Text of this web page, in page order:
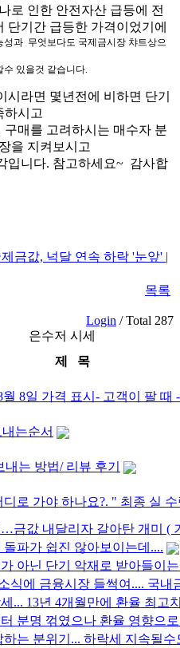
로 인한 안전자산 급등에 전
단기간 급등한 가격이었기에
과 무엇보다도 국제금시장 챠트상으
있을것 같습니다.
라면 몇년전에 비하면 단기
하시고
매를 고려하시는 매수자 분
을 지켜보시고
입니다. 참고하세요~ 감사합
금값, 넉달 연속 하락 '눈앞' |
목록
Login / Total 287
은수저 시세
제 목
8일 가격 표시- 고객이 팔
는순서
는 방법/ 리뷰 후기
디로 가야 하나요?. " 최종 실
금값 내달리자 갈아탄 개미 (
파가 쉽진 않아보이는데....
아닌 단기 악재로 받아들이
식에 금융시장 들썩여.... 국
... 13년 4개월만에 환율 최고
분명 꺾였으나 환율 영향으
는 분위기... 하락세 지속될수